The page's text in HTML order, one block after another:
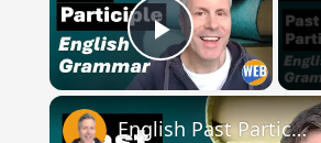
Play Video
English Past Participles | How to use correctly